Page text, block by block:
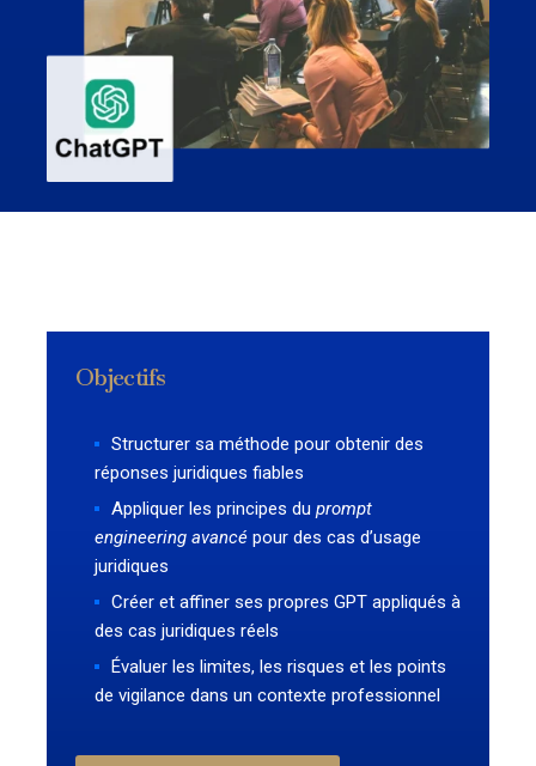
Objectifs
Structurer sa méthode pour obtenir des
réponses juridiques fiables
Appliquer les principes du prompt
engineering avancé pour des cas d’usage
juridiques
Créer et affiner ses propres GPT appliqués à
des cas juridiques réels
Évaluer les limites, les risques et les points
de vigilance dans un contexte professionnel